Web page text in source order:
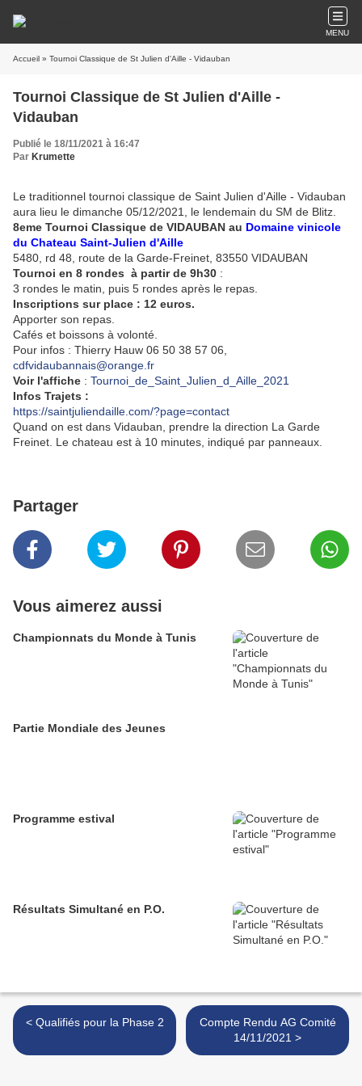
MENU
Accueil » Tournoi Classique de St Julien d'Aille - Vidauban
Tournoi Classique de St Julien d'Aille -
Vidauban
Publié le 18/11/2021 à 16:47
Par Krumette
Le traditionnel tournoi classique de Saint Julien d'Aille - Vidauban
aura lieu le dimanche 05/12/2021, le lendemain du SM de Blitz.
8eme Tournoi Classique de VIDAUBAN au Domaine vinicole
du Chateau Saint-Julien d'Aille
5480, rd 48, route de la Garde-Freinet, 83550 VIDAUBAN
Tournoi en 8 rondes à partir de 9h30 :
3 rondes le matin, puis 5 rondes après le repas.
Inscriptions sur place : 12 euros.
Apporter son repas.
Cafés et boissons à volonté.
Pour infos : Thierry Hauw 06 50 38 57 06,
cdfvidaubannais@orange.fr
Voir l'affiche : Tournoi_de_Saint_Julien_d_Aille_2021
Infos Trajets :
https://saintjuliendaille.com/?page=contact
Quand on est dans Vidauban, prendre la direction La Garde
Freinet. Le chateau est à 10 minutes, indiqué par panneaux.
Partager
Vous aimerez aussi
Championnats du Monde à Tunis
Partie Mondiale des Jeunes
Programme estival
Résultats Simultané en P.O.
< Qualifiés pour la Phase 2
Compte Rendu AG Comité
14/11/2021 >